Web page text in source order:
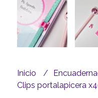
Inicio
Clips portalapicera